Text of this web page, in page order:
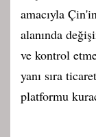
amacıyla
alanında
ve kontrol
yanı sıra
platformu